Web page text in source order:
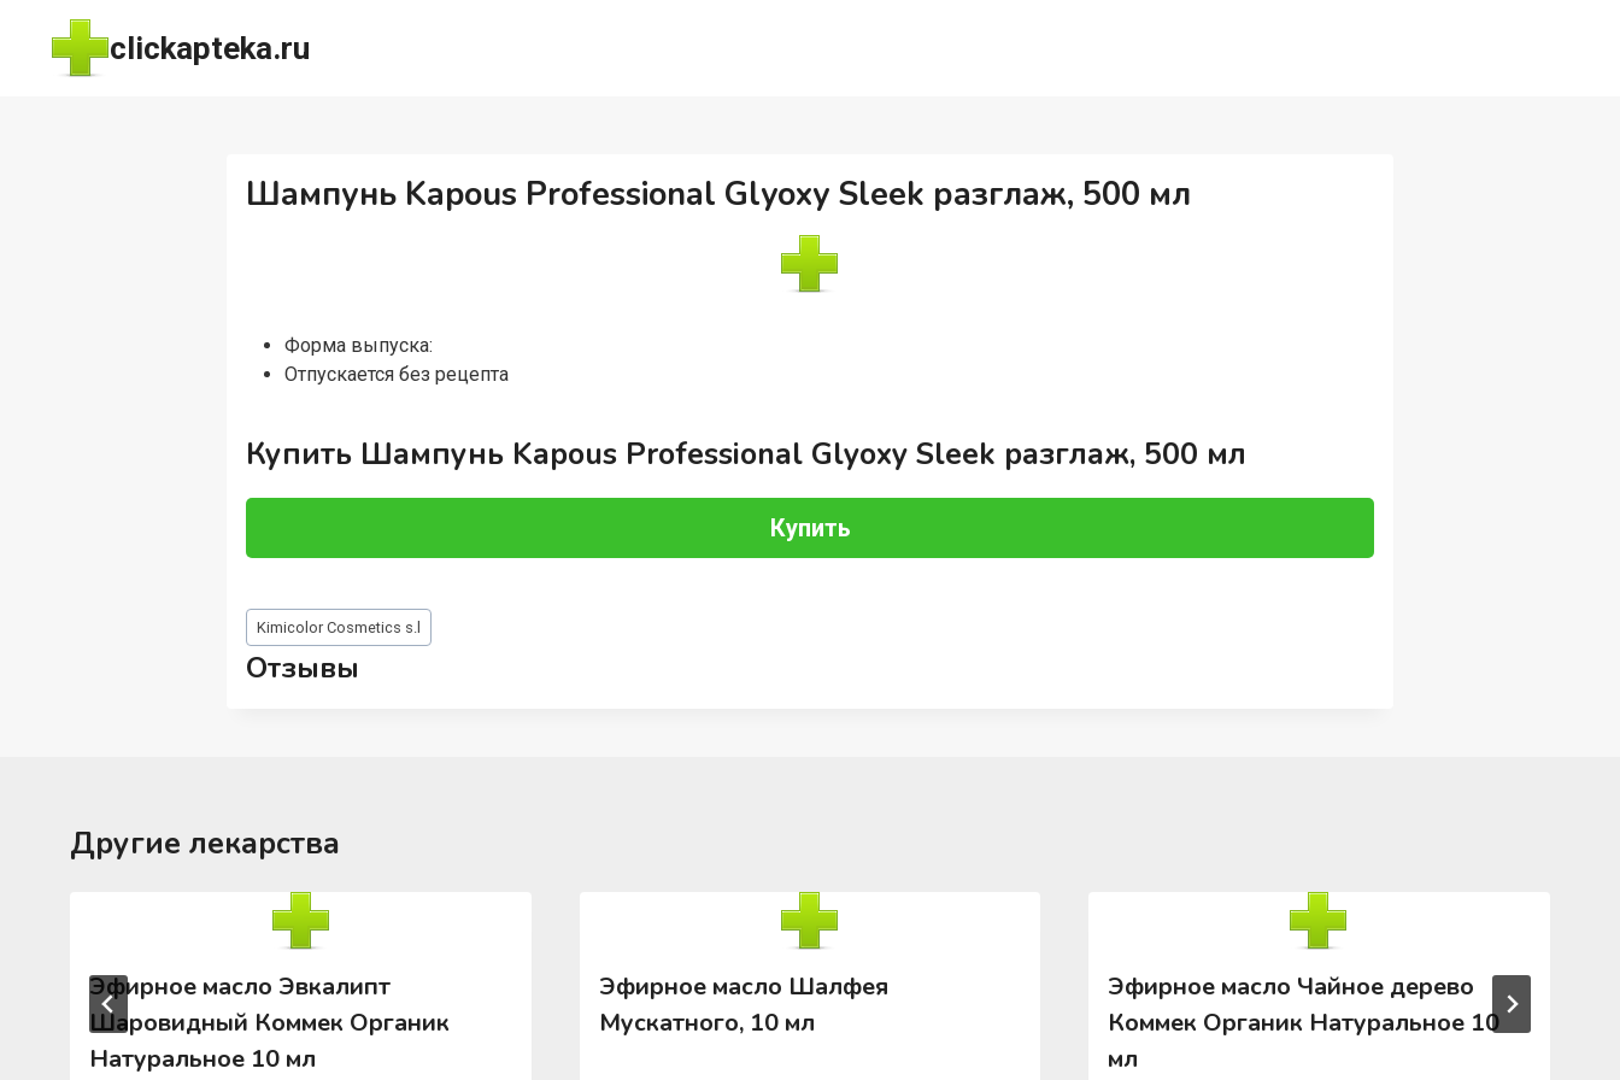
Перейти
содержимому
clickapteka.ru
Шампунь Kapous Professional Glyoxy Sleek разглаж, 500 мл
Форма выпуска:
Отпускается без рецепта
Купить Шампунь Kapous Professional Glyoxy Sleek разглаж, 500 мл
Купить
Метки
записи:
Kimicolor Cosmetics s.l
Отзывы
Другие лекарства
Эфирное масло Эвкалипт
Шаровидный Коммек Органик
Натуральное 10 мл
Эфирное масло Шалфея
Мускатного, 10 мл
Эфирное масло Чайное дерево
Коммек Органик Натуральное 10
мл